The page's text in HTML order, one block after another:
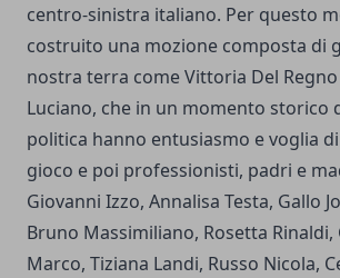
centro-sinistra italiano. Per questo
costruito una mozione composta di
nostra terra come Vittoria Del Regno
Luciano, che in un momento storico
politica hanno entusiasmo e voglia
gioco e poi professionisti, padri e
Giovanni Izzo, Annalisa Testa, Gallo
Bruno Massimiliano, Rosetta
Marco, Tiziana Landi, Russo Nicola,